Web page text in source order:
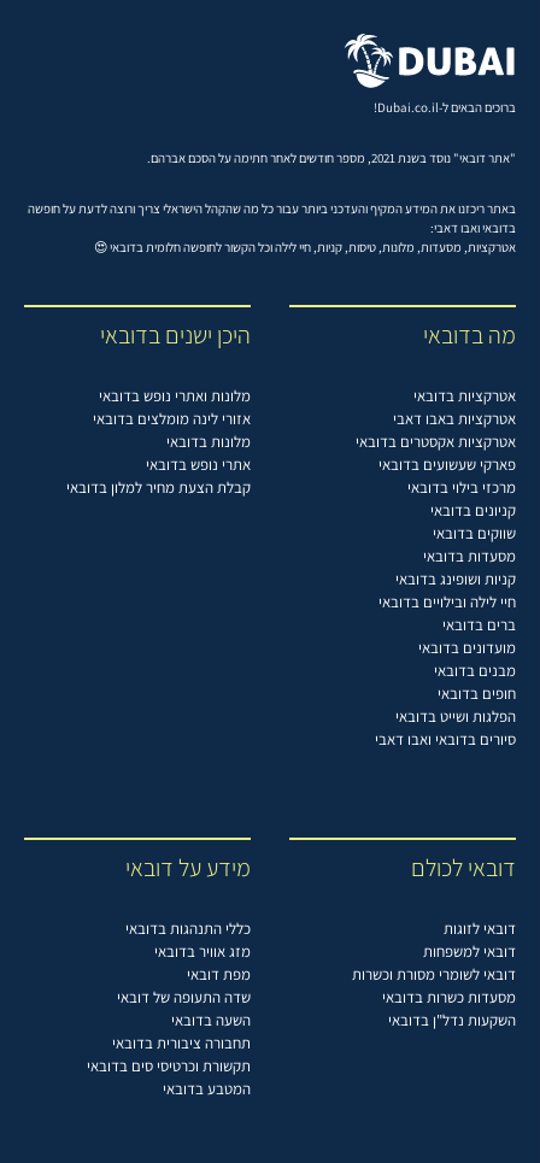
ברוכים הבאים ל-Dubai.co.il!
"אתר דובאי" נוסד בשנת 2021, מספר חודשים לאחר חתימה על הסכם אברהם.
באתר ריכזנו את המידע המקיף והעדכני ביותר עבור כל מה שהקהל הישראלי צריך ורוצה לדעת על חופשה
בדובאי ואבו דאבי:
אטרקציות, מסעדות, מלונות, טיסות, קניות, חיי לילה וכל הקשור לחופשה חלומית בדובאי 😍
מה בדובאי
אטרקציות בדובאי
אטרקציות באבו דאבי
אטרקציות אקסטרים בדובאי
פארקי שעשועים בדובאי
מרכזי בילוי בדובאי
קניונים בדובאי
שווקים בדובאי
מסעדות בדובאי
קניות ושופינג בדובאי
חיי לילה ובילויים בדובאי
ברים בדובאי
מועדונים בדובאי
מבנים בדובאי
חופים בדובאי
הפלגות ושייט בדובאי
סיורים בדובאי ואבו דאבי
היכן ישנים בדובאי
מלונות ואתרי נופש בדובאי
אזורי לינה מומלצים בדובאי
מלונות בדובאי
אתרי נופש בדובאי
קבלת הצעת מחיר למלון בדובאי
דובאי לכולם
דובאי לזוגות
דובאי למשפחות
דובאי לשומרי מסורת וכשרות
מסעדות כשרות בדובאי
השקעות נדל"ן בדובאי
מידע על דובאי
כללי התנהגות בדובאי
מזג אוויר בדובאי
מפת דובאי
שדה התעופה של דובאי
השעה בדובאי
תחבורה ציבורית בדובאי
תקשורת וכרטיסי סים בדובאי
המטבע בדובאי